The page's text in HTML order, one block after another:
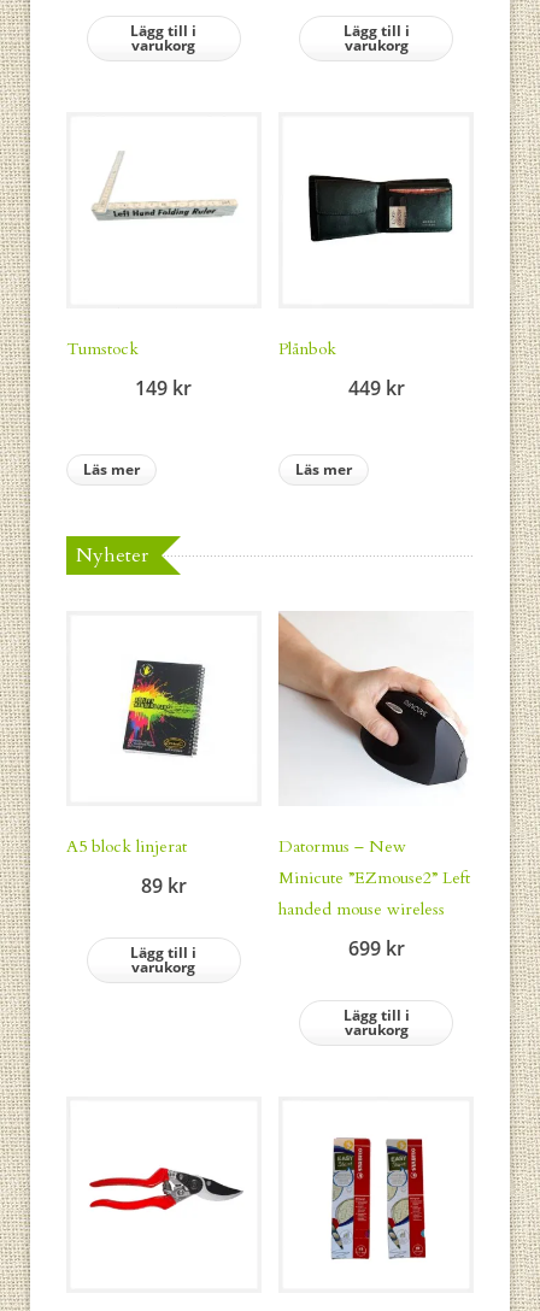
Lägg till i
varukorg
Lägg till i
varukorg
Tumstock
149 kr
Läs mer
Plånbok
449 kr
Läs mer
Nyheter
A5 block linjerat
89 kr
Lägg till i
varukorg
Datormus – New
Minicute ”EZmouse2” Left
handed mouse wireless
699 kr
Lägg till i
varukorg